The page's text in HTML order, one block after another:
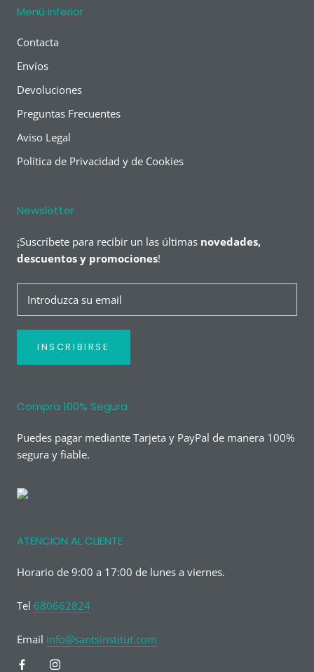
Menú inferior
Contacta
Envíos
Devoluciones
Preguntas Frecuentes
Aviso Legal
Política de Privacidad y de Cookies
Newsletter
¡Suscríbete para recibir un las últimas novedades,
descuentos y promociones!
INSCRIBIRSE
Compra 100% Segura
Puedes pagar mediante Tarjeta y PayPal de manera 100%
segura y fiable.
ATENCION AL CLIENTE
Horario de 9:00 a 17:00 de lunes a viernes.
Tel 680662824
Email info@santsinstitut.com